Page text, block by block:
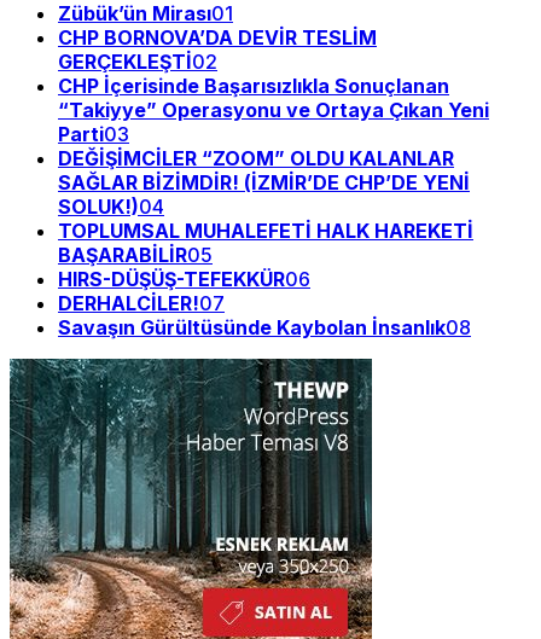
Zübük’ün Mirası01
CHP BORNOVA’DA DEVİR TESLİM
GERÇEKLEŞTİ02
CHP İçerisinde Başarısızlıkla Sonuçlanan
“Takiyye” Operasyonu ve Ortaya Çıkan Yeni
Parti03
DEĞİŞİMCİLER “ZOOM” OLDU KALANLAR
SAĞLAR BİZİMDİR! (İZMİR’DE CHP’DE YENİ
SOLUK!)04
TOPLUMSAL MUHALEFETİ HALK HAREKETİ
BAŞARABİLİR05
HIRS-DÜŞÜŞ-TEFEKKÜR06
DERHALCİLER!07
Savaşın Gürültüsünde Kaybolan İnsanlık08